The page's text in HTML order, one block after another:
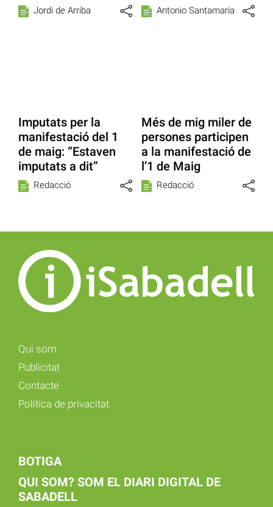
Jordi de Arriba Antonio Santamaria
Imputats per la
manifestació del 1
de maig: “Estaven
imputats a dit”
Redacció
Més de mig miler de
persones participen
a la manifestació de
l’1 de Maig
Redacció
Qui som
Publicitat
Contacte
Política de privacitat
BOTIGA
QUI SOM? SOM EL DIARI DIGITAL DE
SABADELL